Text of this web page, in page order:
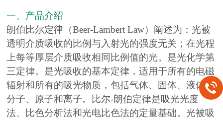
一、产品介绍
朗伯比尔定律（Beer-Lambert Law）阐述为：光被
透明介质吸收的比例与入射光的强度无关；在光程
上每等厚层介质吸收相同比例值的光。是光化学第
三定律。是光吸收的基本定律，适用于所有的电磁
辐射和所有的吸光物质，包括气体、固体、液体、
分子、原子和离子。比尔-朗伯定律是吸光光度
法、比色分析法和光电比色法的定量基础。光被吸